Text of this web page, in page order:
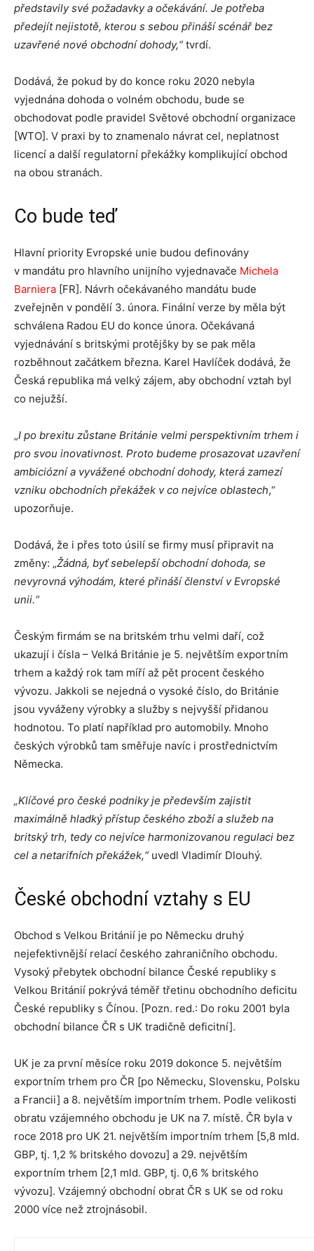
představily své požadavky a očekávání. Je potřeba
předejít nejistotě, kterou s sebou přináší scénář bez
uzavřené nové obchodní dohody,“tvrdí.
Dodává, že pokud by do konce roku 2020 nebyla
vyjednána dohoda o volném obchodu, bude se
obchodovat podle pravidel Světové obchodní organizace
[WTO]. V praxi by to znamenalo návrat cel, neplatnost
licencí a další regulatorní překážky komplikující obchod
na obou stranách.
Co bude teď
Hlavní priority Evropské unie budou definovány
v mandátu pro hlavního unijního vyjednavače Michela
Barniera [FR]. Návrh očekávaného mandátu bude
zveřejněn v pondělí 3. února. Finální verze by měla být
schválena Radou EU do konce února. Očekávaná
vyjednávání s britskými protějšky by se pak měla
rozběhnout začátkem března. Karel Havlíček dodává, že
Česká republika má velký zájem, aby obchodní vztah byl
co nejužší.
„I po brexitu zůstane Británie velmi perspektivním trhem i
pro svou inovativnost. Proto budeme prosazovat uzavření
ambiciózní a vyvážené obchodní dohody, která zamezí
vzniku obchodních překážek v co nejvíce oblastech,“
upozorňuje.
Dodává, že i přes toto úsilí se firmy musí připravit na
změny: „Žádná, byť sebelepší obchodní dohoda, se
nevyrovná výhodám, které přináší členství v Evropské
unii.“
Českým firmám se na britském trhu velmi daří, což
ukazují i čísla – Velká Británie je 5. největším exportním
trhem a každý rok tam míří až pět procent českého
vývozu. Jakkoli se nejedná o vysoké číslo, do Británie
jsou vyváženy výrobky a služby s nejvyšší přidanou
hodnotou. To platí například pro automobily. Mnoho
českých výrobků tam směřuje navíc i prostřednictvím
Německa.
„Klíčové pro české podniky je především zajistit
maximálně hladký přístup českého zboží a služeb na
britský trh, tedy co nejvíce harmonizovanou regulaci bez
cel a netarifních překážek,“uvedl Vladimír Dlouhý.
České obchodní vztahy s EU
Obchod s Velkou Británií je po Německu druhý
nejefektivnější relací českého zahraničního obchodu.
Vysoký přebytek obchodní bilance České republiky s
Velkou Británií pokrývá téměř třetinu obchodního deficitu
České republiky s Čínou. [Pozn. red.: Do roku 2001 byla
obchodní bilance ČR s UK tradičně deficitní].
UK je za první měsíce roku 2019 dokonce 5. největším
exportním trhem pro ČR [po Německu, Slovensku, Polsku
a Francii] a 8. největším importním trhem. Podle velikosti
obratu vzájemného obchodu je UK na 7. místě. ČR byla v
roce 2018 pro UK 21. největším importním trhem [5,8 mld.
GBP, tj. 1,2 % britského dovozu] a 29. největším
exportním trhem [2,1 mld. GBP, tj. 0,6 % britského
vývozu]. Vzájemný obchodní obrat ČR s UK se od roku
2000 více než ztrojnásobil.